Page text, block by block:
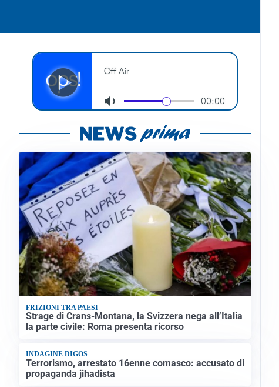
FRIZIONI TRA PAESI
Strage di Crans-Montana, la Svizzera nega all’Italia
la parte civile: Roma presenta ricorso
INDAGINE DIGOS
Terrorismo, arrestato 16enne comasco: accusato di
propaganda jihadista